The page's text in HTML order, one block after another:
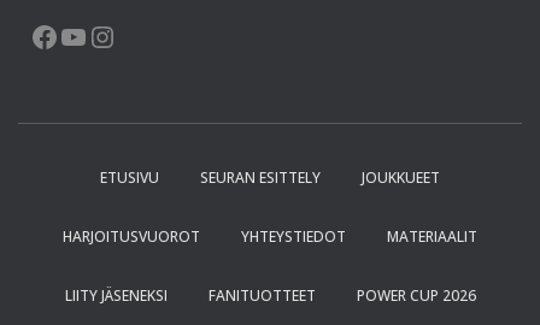
FACEBOOK YOUTUBE
ETUSIVU SEURAN ESITTELY JOUKKUEET
HARJOITUSVUOROT YHTEYSTIEDOT MATERIAALIT
LIITY JÄSENEKSI FANITUOTTEET POWER CUP 2026